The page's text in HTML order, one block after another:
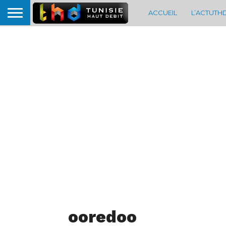
ACCUEIL
ooredoo